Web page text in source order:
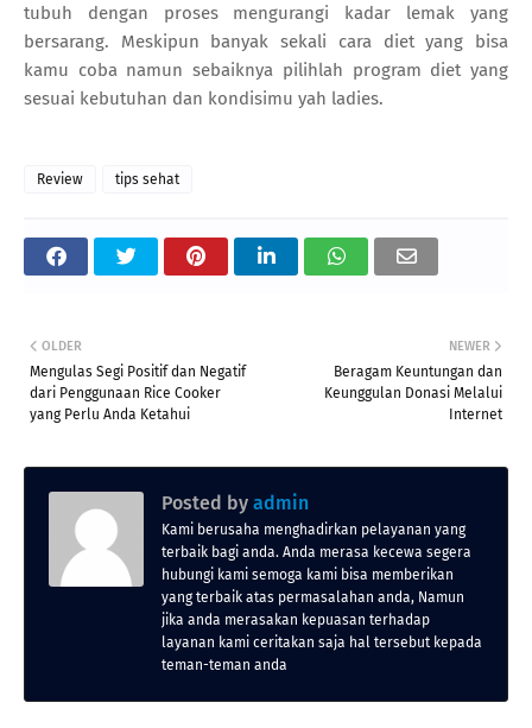
tubuh dengan proses mengurangi kadar lemak yang
bersarang. Meskipun banyak sekali cara diet yang bisa
kamu coba namun sebaiknya pilihlah program diet yang
sesuai kebutuhan dan kondisimu yah ladies.
Review tips sehat
NEWER
Beragam Keuntungan dan
Keunggulan Donasi Melalui
Internet
OLDER
Mengulas Segi Positif dan Negatif
dari Penggunaan Rice Cooker
yang Perlu Anda Ketahui
Posted by admin
Kami berusaha menghadirkan pelayanan yang
terbaik bagi anda. Anda merasa kecewa segera
hubungi kami semoga kami bisa memberikan
yang terbaik atas permasalahan anda, Namun
jika anda merasakan kepuasan terhadap
layanan kami ceritakan saja hal tersebut kepada
teman-teman anda